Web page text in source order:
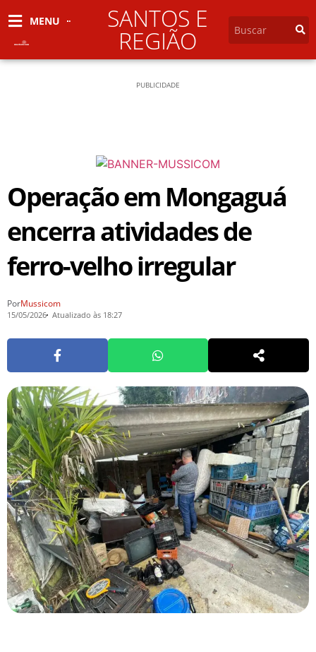
MENU SANTOS E
REGIÃO
PUBLICIDADE
Operação em Mongaguá
encerra atividades de
ferro-velho irregular
PorMussicom
15/05/2026 Atualizado às 18:27